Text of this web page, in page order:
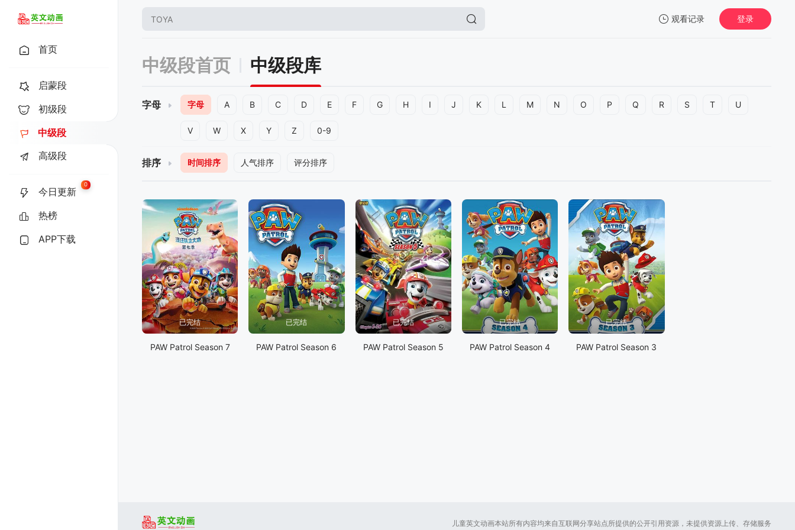
观看记录 登录
首页
启蒙段
初级段
中级段
高级段
今日更新
0
热榜
APP下载
中级段首页 中级段库
字母 字母 A B C D E F G H I J K L M N O P Q R S T U
V W X Y Z 0-9
排序 时间排序 人气排序 评分排序
已完结
PAW Patrol Season 7
已完结
PAW Patrol Season 6
已完结
PAW Patrol Season 5
已完结
PAW Patrol Season 4
已完结
PAW Patrol Season 3
儿童英文动画本站所有内容均来自互联网分享站点所提供的公开引用资源，未提供资源上传、存储服务